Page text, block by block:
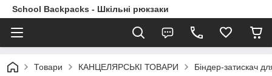
School Backpacks - Шкільні рюкзаки
Товари КАНЦЕЛЯРСЬКІ ТОВАРИ Біндер-затискач